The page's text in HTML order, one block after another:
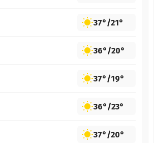
37°/21°
36°/20°
37°/19°
36°/23°
37°/20°